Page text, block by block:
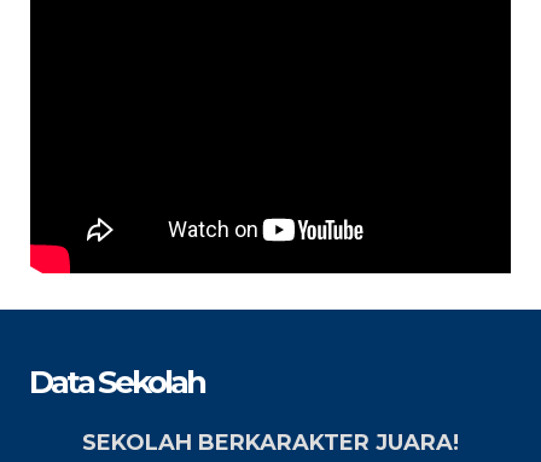
Data Sekolah
SEKOLAH BERKARAKTER JUARA!